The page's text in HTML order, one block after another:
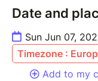
Date and
Sun Jun 07,
Timezone :
Add to my